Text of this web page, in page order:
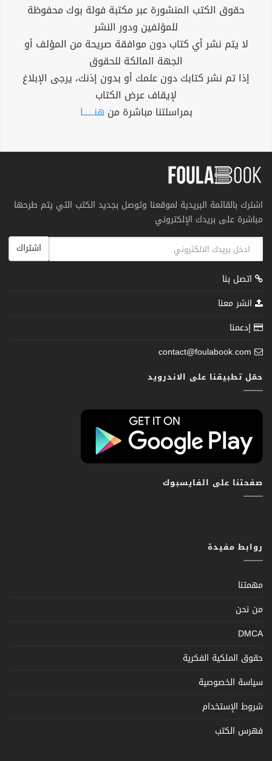
حقوق الكتب المنشورة عبر مكتبة فولة بوك محفوظة
للمؤلفين ودور النشر
لا يتم نشر أي كتاب دون موافقة صريحة من المؤلف أو
الجهة المالكة للحقوق
إذا تم نشر كتابك دون علمك أو بدون إذنك، يرجى الإبلاغ
لإيقاف عرض الكتاب
بمراسلتنا مباشرة من هنــــــا
اشترك بالقائمة البريدية لموقعنا وتوصل بجديد الكتب التي يتم طرحها
مباشرة على بريدك الإلكتروني
اشتراك
اتصل بنا
انشر معنا
إدعمنا
contact@foulabook.com
حمّل تطبيقنا على الاندرويد
صفحتنا على الفايسبوك
روابط مفيدة
مهمتنا
من نحن
DMCA
حقوق الملكية الفكرية
سياسة الخصوصية
شروط الإستخدام
فهرس الكتب